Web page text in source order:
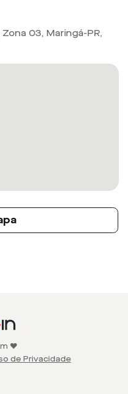
03, Maringá-PR,
❤️
de Privacidade